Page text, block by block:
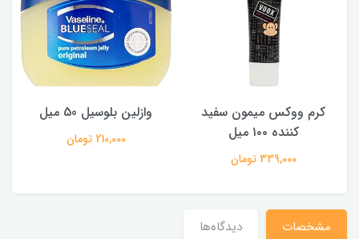
کرم ووکس میمون سفید
کننده ۱۰۰ میل
339,000 تومان
وازلین بلوسیل 50 میل
210,000 تومان
مشخصات دیدگاه‌ها